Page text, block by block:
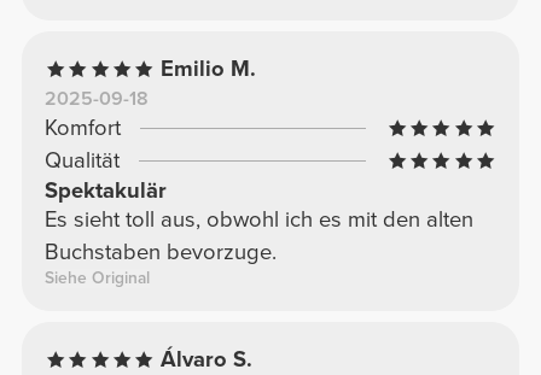
Emilio M.
2025-09-18
Komfort
Qualität
Spektakulär
Es sieht toll aus, obwohl ich es mit den alten
Buchstaben bevorzuge.
Siehe Original
Álvaro S.